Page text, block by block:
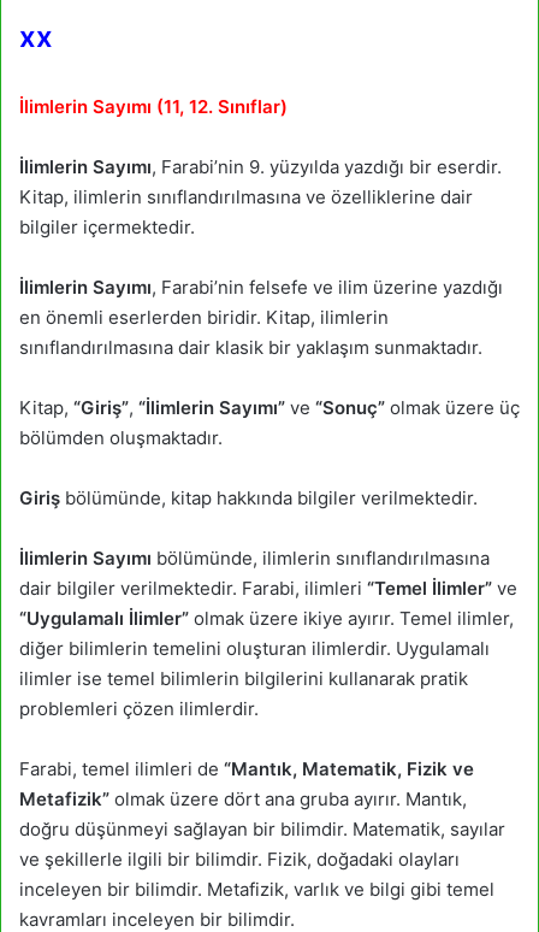
xx
İlimlerin Sayımı (11, 12. Sınıflar)
İlimlerin Sayımı, Farabi’nin 9. yüzyılda yazdığı bir eserdir.
Kitap, ilimlerin sınıflandırılmasına ve özelliklerine dair
bilgiler içermektedir.
İlimlerin Sayımı, Farabi’nin felsefe ve ilim üzerine yazdığı
en önemli eserlerden biridir. Kitap, ilimlerin
sınıflandırılmasına dair klasik bir yaklaşım sunmaktadır.
Kitap, “Giriş”, “İlimlerin Sayımı” ve “Sonuç” olmak üzere üç
bölümden oluşmaktadır.
Giriş bölümünde, kitap hakkında bilgiler verilmektedir.
İlimlerin Sayımı bölümünde, ilimlerin sınıflandırılmasına
dair bilgiler verilmektedir. Farabi, ilimleri “Temel İlimler” ve
“Uygulamalı İlimler” olmak üzere ikiye ayırır. Temel ilimler,
diğer bilimlerin temelini oluşturan ilimlerdir. Uygulamalı
ilimler ise temel bilimlerin bilgilerini kullanarak pratik
problemleri çözen ilimlerdir.
Farabi, temel ilimleri de “Mantık, Matematik, Fizik ve
Metafizik” olmak üzere dört ana gruba ayırır. Mantık,
doğru düşünmeyi sağlayan bir bilimdir. Matematik, sayılar
ve şekillerle ilgili bir bilimdir. Fizik, doğadaki olayları
inceleyen bir bilimdir. Metafizik, varlık ve bilgi gibi temel
kavramları inceleyen bir bilimdir.